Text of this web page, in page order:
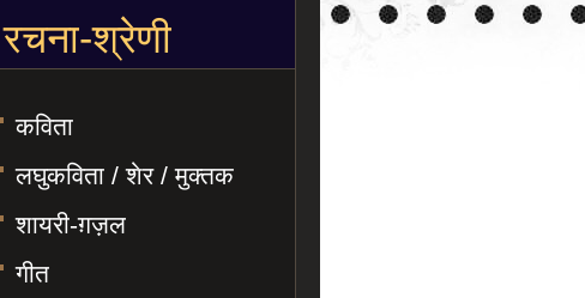
रचना-श्रेणी
कविता
लघुकविता / शेर / मुक्तक
शायरी-ग़ज़ल
गीत